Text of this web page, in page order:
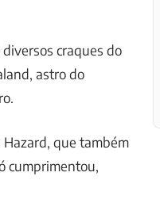
craques do
astro do
que também
cumprimentou,